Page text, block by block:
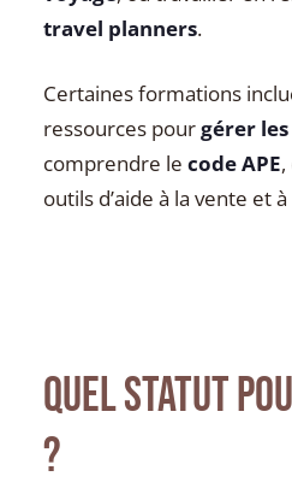
travel planners.
Certaines formations
ressources pourgérer
comprendre lecode APE
outils d’aide à la vente et
Quel statut
?